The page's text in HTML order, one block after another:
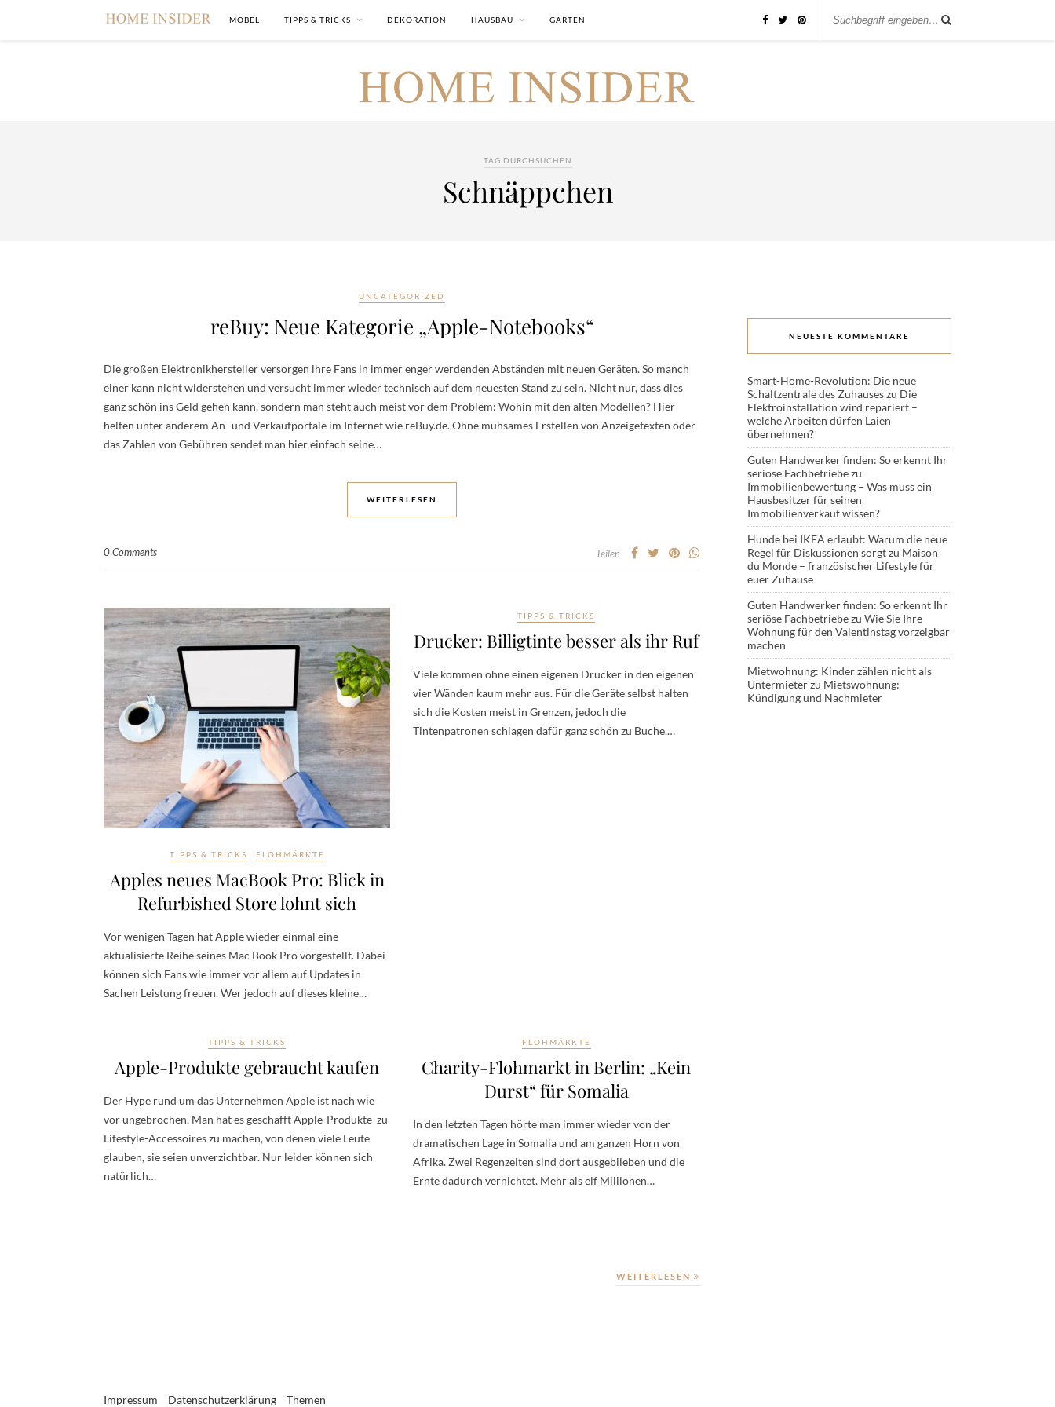
MÖBEL TIPPS & TRICKS DEKORATION HAUSBAU GARTEN
TAG DURCHSUCHEN
Schnäppchen
UNCATEGORIZED
reBuy: Neue Kategorie „Apple-Notebooks“
Die großen Elektronikhersteller versorgen ihre Fans in immer enger werdenden Abständen mit neuen Geräten. So manch
einer kann nicht widerstehen und versucht immer wieder technisch auf dem neuesten Stand zu sein. Nicht nur, dass dies
ganz schön ins Geld gehen kann, sondern man steht auch meist vor dem Problem: Wohin mit den alten Modellen? Hier
helfen unter anderem An- und Verkaufportale im Internet wie reBuy.de. Ohne mühsames Erstellen von Anzeigetexten oder
das Zahlen von Gebühren sendet man hier einfach seine…
WEITERLESEN
0 Comments Teilen
TIPPS & TRICKS FLOHMÄRKTE
Apples neues MacBook Pro: Blick in
Refurbished Store lohnt sich
Vor wenigen Tagen hat Apple wieder einmal eine
aktualisierte Reihe seines Mac Book Pro vorgestellt. Dabei
können sich Fans wie immer vor allem auf Updates in
Sachen Leistung freuen. Wer jedoch auf dieses kleine…
TIPPS & TRICKS
Drucker: Billigtinte besser als ihr Ruf
Viele kommen ohne einen eigenen Drucker in den eigenen
vier Wänden kaum mehr aus. Für die Geräte selbst halten
sich die Kosten meist in Grenzen, jedoch die
Tintenpatronen schlagen dafür ganz schön zu Buche.…
TIPPS & TRICKS
Apple-Produkte gebraucht kaufen
Der Hype rund um das Unternehmen Apple ist nach wie
vor ungebrochen. Man hat es geschafft Apple-Produkte zu
Lifestyle-Accessoires zu machen, von denen viele Leute
glauben, sie seien unverzichtbar. Nur leider können sich
natürlich…
FLOHMÄRKTE
Charity-Flohmarkt in Berlin: „Kein
Durst“ für Somalia
In den letzten Tagen hörte man immer wieder von der
dramatischen Lage in Somalia und am ganzen Horn von
Afrika. Zwei Regenzeiten sind dort ausgeblieben und die
Ernte dadurch vernichtet. Mehr als elf Millionen…
WEITERLESEN
NEUESTE KOMMENTARE
Smart-Home-Revolution: Die neue
Schaltzentrale des Zuhauseszu Die
Elektroinstallation wird repariert –
welche Arbeiten dürfen Laien
übernehmen?
Guten Handwerker finden: So erkennt Ihr
seriöse Fachbetriebezu
Immobilienbewertung – Was muss ein
Hausbesitzer für seinen
Immobilienverkauf wissen?
Hunde bei IKEA erlaubt: Warum die neue
Regel für Diskussionen sorgtzu Maison
du Monde – französischer Lifestyle für
euer Zuhause
Guten Handwerker finden: So erkennt Ihr
seriöse Fachbetriebezu Wie Sie Ihre
Wohnung für den Valentinstag vorzeigbar
machen
Mietwohnung: Kinder zählen nicht als
Untermieterzu Mietswohnung:
Kündigung und Nachmieter
Impressum Datenschutzerklärung Themen